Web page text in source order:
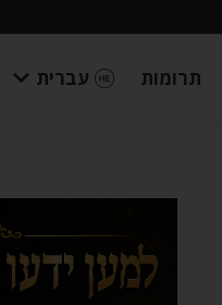
תרומות עברית